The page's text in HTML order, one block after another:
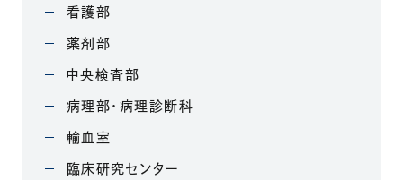
看護部
薬剤部
中央検査部
病理部・病理診断科
輸血室
臨床研究センター